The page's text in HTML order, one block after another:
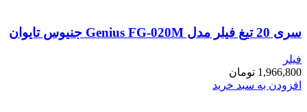
سری 20 تیغ فیلر مدل Genius FG-020M جنیوس تایوان
فیلر
1,966,800 تومان
افزودن به سبد خرید